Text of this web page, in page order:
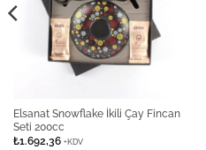
Elsanat Snowflake İkili Çay Fincan
Seti 200cc
₺1.692,36 +KDV